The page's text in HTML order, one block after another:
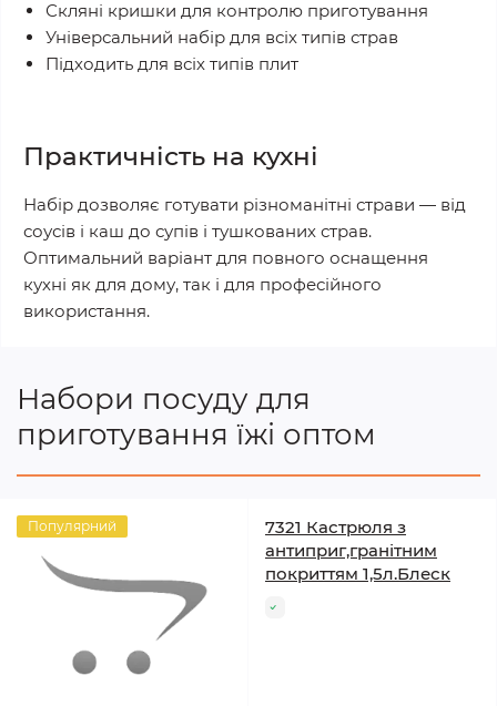
Скляні кришки для контролю приготування
Універсальний набір для всіх типів страв
Підходить для всіх типів плит
Практичність на кухні
Набір дозволяє готувати різноманітні страви — від
соусів і каш до супів і тушкованих страв.
Оптимальний варіант для повного оснащення
кухні як для дому, так і для професійного
використання.
Набори посуду для
приготування їжі оптом
Популярний
7321 Кастрюля з
антиприг,гранітним
покриттям 1,5л.Блеск